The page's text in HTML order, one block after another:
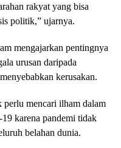
rakyat yang bisa
politik,” ujarnya.
mengajarkan pentingnya
urusan daripada
kerusakan.
perlu mencari ilham dalam
karena pandemi tidak
belahan dunia.